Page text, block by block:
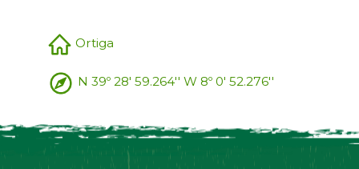
Ortiga
N 39º 28' 59.264'' W 8º 0' 52.276''